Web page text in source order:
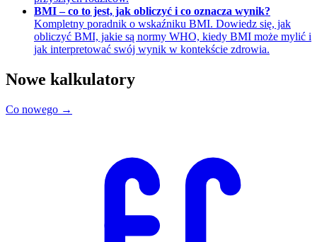
BMI – co to jest, jak obliczyć i co oznacza wynik?
Kompletny poradnik o wskaźniku BMI. Dowiedz się, jak
obliczyć BMI, jakie są normy WHO, kiedy BMI może mylić i
jak interpretować swój wynik w kontekście zdrowia.
Nowe kalkulatory
Co nowego →